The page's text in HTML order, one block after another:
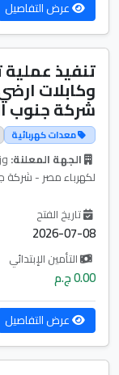
عرض التفاصيل
تنفيذ
وكابلات
شركة جنوب
معدات كهربائية
الجهة المعلنة:
لكهرباء مصر - شركة
تاريخ الفتح
2026-07-08
التأمين الإبتدائي
0.00 ج.م
عرض التفاصيل